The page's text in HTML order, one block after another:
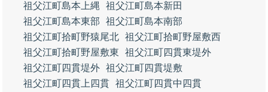
祖父江町島本上縄
祖父江町島本新田
祖父江町島本東部
祖父江町島本南部
祖父江町拾町野猿尾北 祖父江町拾町野屋敷西
祖父江町拾町野屋敷東
祖父江町四貫東堤外
祖父江町四貫堤外 祖父江町四貫堤敷
祖父江町四貫上四貫 祖父江町四貫中四貫